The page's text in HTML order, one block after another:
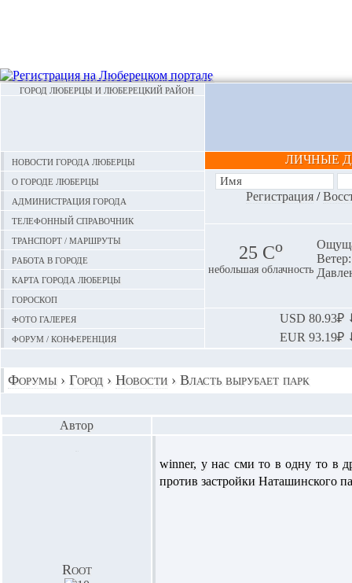
ГОРОД ЛЮБЕРЦЫ И ЛЮБЕРЕЦКИЙ РАЙОН
Новости города Люберцы
О городе Люберцы
Администрация города
Телефонный справочник
Транспорт / маршруты
Работа в городе
Карта города Люберцы
Гороскоп
Фото галерея
Форум / конференция
ЛИЧНЫЕ
Регистрация/
25 Сo
небольшая облачность
USD 80.93₽
EUR 93.19₽
Форумы › Город › Новости › Власть вырубает парк
Автор
Root
winner, у нас сми то в одну то в
против застройки Наташинского